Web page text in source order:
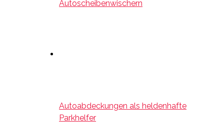
Autoscheibenwischern
Autoabdeckungen als heldenhafte
Parkhelfer